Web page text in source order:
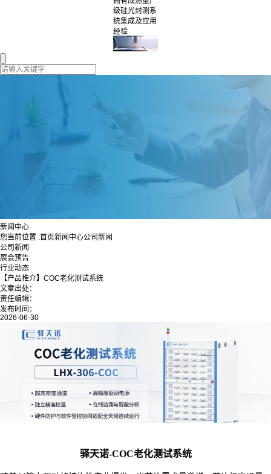
级硅光封测系
统集成及应用
经验
新闻中心
您当前位置 :首页新闻中心公司新闻
公司新闻
展会预告
行业动态
【产品推介】COC老化测试系统
文章出处：
责任编辑：
发布时间：
2026-06-30
驿天诺-COC老化测试系统